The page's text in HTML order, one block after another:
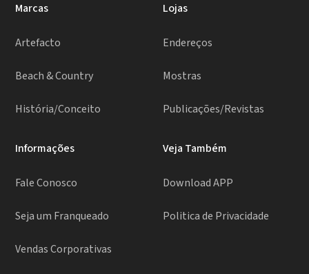
Marcas
Artefacto
Beach & Country
História/Conceito
Lojas
Endereços
Mostras
Publicações/Revistas
Informações
Fale Conosco
Seja um Franqueado
Vendas Corporativas
Veja Também
Download APP
Politica de Privacidade